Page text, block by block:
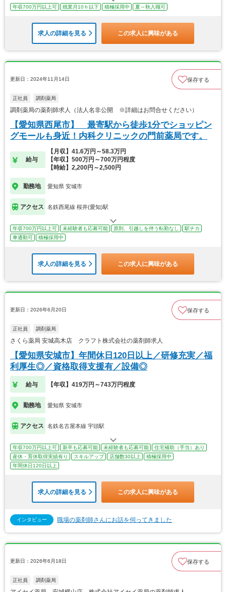
年収700万円以上可 残業月10ｈ以下 積極採用中 夏～秋入職可
求人の詳細を見る この求人に興味がある
更新日：2024年11月14日 保存する
正社員 調剤薬局
調剤薬局の薬剤師求人（法人名非公開 ※詳細はお問合せください）
【愛知県西尾市】 最寄駅から徒歩1分でショッピン
グモールも身近！内科クリニックの門前薬局です。
給与
【月収】41.6万円～58.3万円
【年収】500万円～700万円程度
【時給】2,200円～2,500円
勤務地 愛知県 安城市
アクセス 名鉄西尾線 桜井(愛知)駅
年収700万円以上可 未経験者も応募可能 原則、引越しを伴う転勤なし
駅チカ
車通勤可
積極採用中
求人の詳細を見る この求人に興味がある
更新日：2026年6月20日 保存する
正社員 調剤薬局
さくら薬局 安城高木店 クラフト株式会社の薬剤師求人
【愛知県安城市】年間休日120日以上／研修充実／福
利厚生◎／資格取得支援有／設備◎
給与 【年収】419万円～743万円程度
勤務地 愛知県 安城市
アクセス 名鉄名古屋本線 宇頭駅
年収700万円以上可 新卒も応募可能 未経験者も応募可能
住宅補助（手当）あり
産休・育休取得実績有り
スキルアップ 店舗数30以上
積極採用中
年間休日120日以上
求人の詳細を見る この求人に興味がある
インタビュー 職場の薬剤師さんにお話を伺ってきました
更新日：2026年6月18日 保存する
正社員 調剤薬局